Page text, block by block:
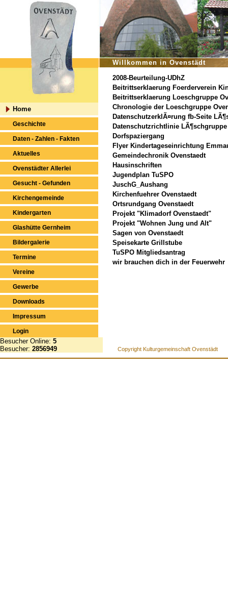
Willkommen in Ovenstädt
Home
Geschichte
Daten - Zahlen - Fakten
Aktuelles
Ovenstädter Allerlei
Gesucht - Gefunden
Kirchengemeinde
Kindergarten
Glashütte Gernheim
Bildergalerie
Termine
Vereine
Gewerbe
Downloads
Impressum
Login
2008-Beurteilung-UDhZ
Beitrittserklaerung Foerderverein
Beitrittserklaerung Loeschgruppe
Chronologie der Loeschgruppe
DatenschutzerklÃ¤rung fb-Seite
Datenschutzrichtlinie
Dorfspaziergang
Flyer Kindertageseinrichtung
Gemeindechronik Ovenstaedt
Hausinschriften
Jugendplan TuSPO
JuschG_Aushang
Kirchenfuehrer Ovenstaedt
Ortsrundgang Ovenstaedt
Projekt "Klimadorf Ovenstaedt"
Projekt "Wohnen Jung und Alt"
Sagen von Ovenstaedt
Speisekarte Grillstube
TuSPO Mitgliedsantrag
wir brauchen dich in der Feuerwehr
Besucher Online: 5
Besucher: 2856949 Copyright Kulturgemeinschaft Ovenstädt